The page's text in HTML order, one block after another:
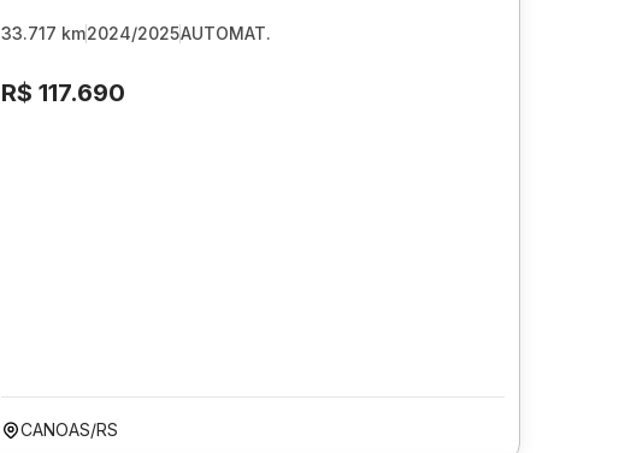
33.717 km2024/2025AUTOMAT.
R$ 117.690
CANOAS/RS